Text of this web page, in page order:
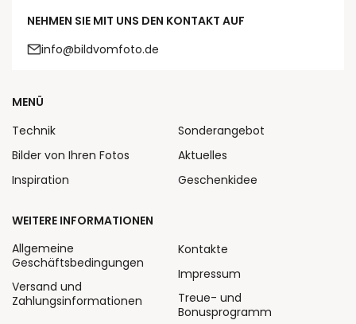
NEHMEN SIE MIT UNS DEN KONTAKT AUF
info@bildvomfoto.de
MENÜ
Technik
Bilder von Ihren Fotos
Inspiration
Sonderangebot
Aktuelles
Geschenkidee
WEITERE INFORMATIONEN
Allgemeine
Geschäftsbedingungen
Versand und
Zahlungsinformationen
Kontakte
Impressum
Treue- und
Bonusprogramm